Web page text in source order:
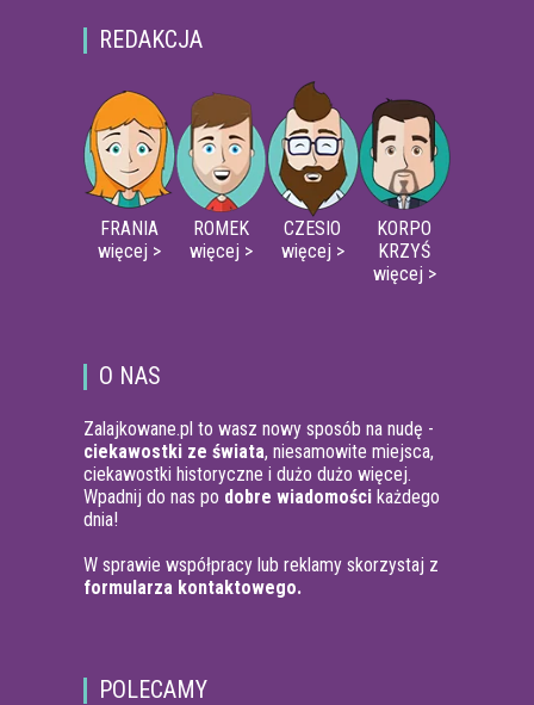
REDAKCJA
FRANIA
więcej >
ROMEK
więcej >
CZESIO
więcej >
KORPO
KRZYŚ
więcej >
O NAS
Zalajkowane.pl to wasz nowy sposób na nudę -
ciekawostki ze świata, niesamowite miejsca,
ciekawostki historyczne i dużo dużo więcej.
Wpadnij do nas po dobre wiadomości każdego
dnia!
W sprawie współpracy lub reklamy skorzystaj z
formularza kontaktowego.
POLECAMY